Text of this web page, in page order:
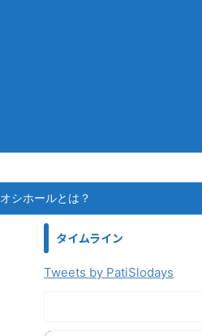
オシホールとは？
タイムライン
Tweets by PatiSlodays